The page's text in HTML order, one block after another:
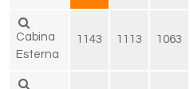
Cabina
Esterna
1143 1113 1063